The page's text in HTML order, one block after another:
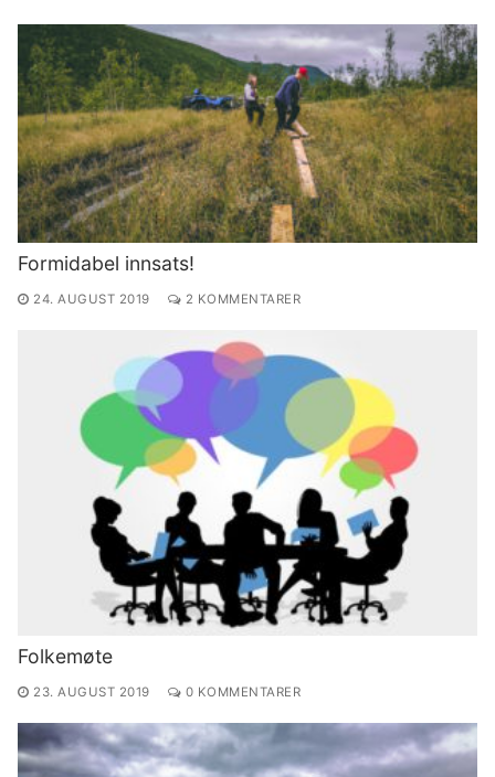
Formidabel innsats!
24. AUGUST 2019 2 KOMMENTARER
Folkemøte
23. AUGUST 2019 0 KOMMENTARER